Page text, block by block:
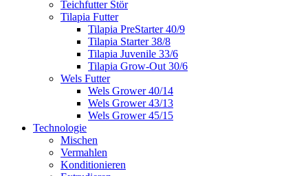
Teichfutter Stör
Tilapia Futter
Tilapia PreStarter 40/9
Tilapia Starter 38/8
Tilapia Juvenile 33/6
Tilapia Grow-Out 30/6
Wels Futter
Wels Grower 40/14
Wels Grower 43/13
Wels Grower 45/15
Technologie
Mischen
Vermahlen
Konditionieren